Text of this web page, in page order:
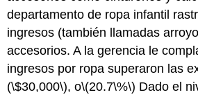
departamento de ropa infantil
ingresos (también llamadas
accesorios. A la gerencia le
ingresos por ropa superaron las
(\$30,000\), o\(20.7\%\) Dado el